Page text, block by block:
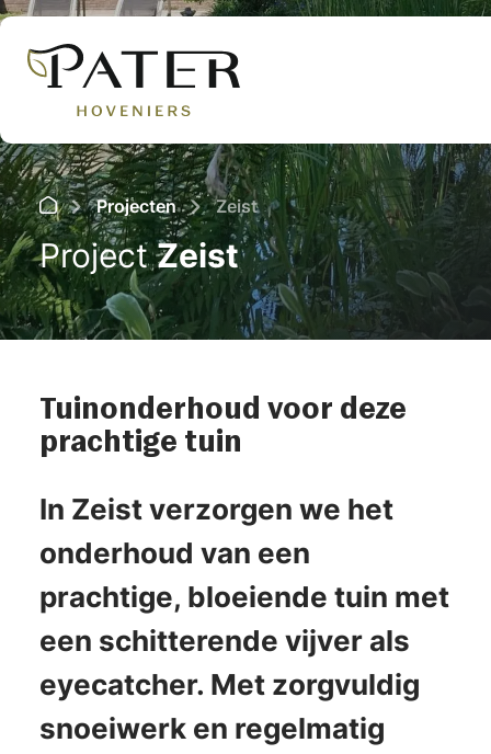
Projecten Zeist
ProjectZeist
Tuinonderhoud voor deze
prachtige tuin
In Zeist verzorgen we het
onderhoud van een
prachtige, bloeiende tuin met
een schitterende vijver als
eyecatcher. Met zorgvuldig
snoeiwerk en regelmatig
Tuinontwerp
Tuinaanleg
Onderhoud